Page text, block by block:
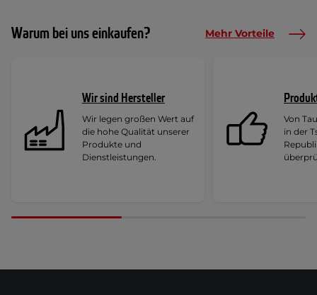
Warum bei uns einkaufen? Mehr Vorteile
Wir sind Hersteller
Wir legen großen Wert auf
die hohe Qualität unserer
Produkte und
Dienstleistungen.
Von
in der